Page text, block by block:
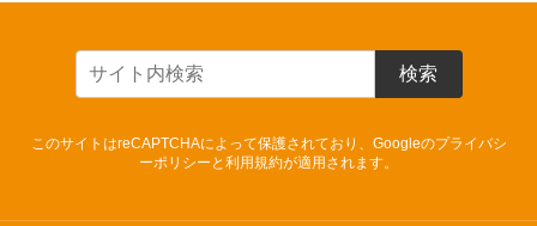
検索
このサイトはreCAPTCHAによって保護されており、Googleのプライバシ
ーポリシー と利用規約が適用されます。